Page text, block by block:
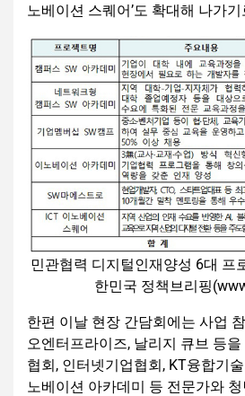
노베이션 스퀘어’도 확대해 나가
민관협력 디지털인재양성 6대 프
한민국 정책브리핑
한편 이날 현장 간담회에는 사업
오엔터프라이즈, 날리지 큐브 등
협회, 인터넷기업협회, KT융합기
노베이션 아카데미 등 전문가와